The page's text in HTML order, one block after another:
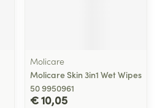
Molicare
Molicare Skin 3in1 Wet Wipes
50 9950961
€ 10,05